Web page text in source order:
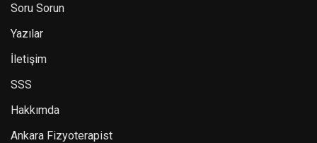
Soru Sorun
Yazılar
İletişim
SSS
Hakkımda
Ankara Fizyoterapist